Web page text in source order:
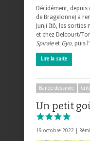
Décidément,
de Bragelonne) a
Junji Itō, les sorties
et chez Delcourt/
Spiraleet Gyo, puis
Lire la suite
Bande dessinée
Un petit
19 octobre 2022 |